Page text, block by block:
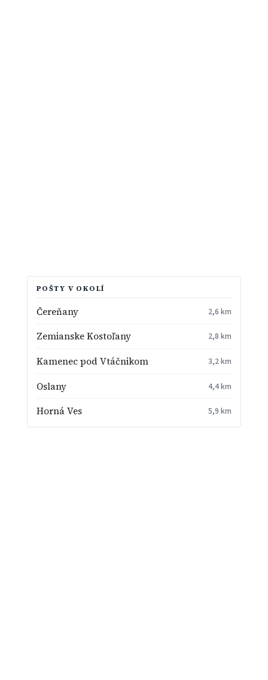
POŠTY V OKOLÍ
Čereňany 2,6 km
Zemianske Kostoľany 2,8 km
Kamenec pod Vtáčnikom 3,2 km
Oslany 4,4 km
Horná Ves 5,9 km